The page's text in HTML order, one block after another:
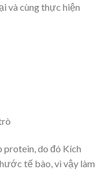
và cùng thực hiện
protein, do đó Kích
tế bào, vì vậy làm